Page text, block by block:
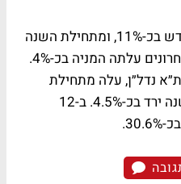
מניית דוניץ ירדה מתחילת החודש בכ-11%, ומתחילת השנה
בכ-28.4%. ב-12 החודשים האחרונים עלתה המניה בכ-4%.
נדל״ן, עלה מתחילת
החודש בכ-1.9%, ומתחילת השנה ירד בכ-4.5%. ב-12